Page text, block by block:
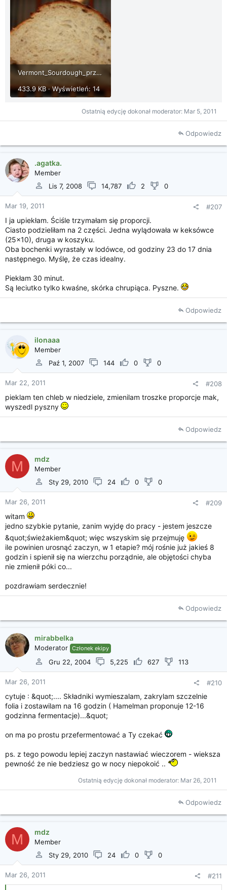
Vermont_Sourdough_przekroj2.jpg
433.9 KB · Wyświetleń: 14
Ostatnią edycję dokonał moderator: Mar 5, 2011
Odpowiedz
.agatka.
Member
Lis 7, 2008
14,787 2 0
Mar 19, 2011 #207
I ja upiekłam. Ściśle trzymałam się proporcji.
Ciasto podzieliłam na 2 części. Jedna wylądowała w keksówce
(25x10), druga w koszyku.
Oba bochenki wyrastały w lodówce, od godziny 23 do 17 dnia
następnego. Myślę, że czas idealny.
Piekłam 30 minut.
Są leciutko tylko kwaśne, skórka chrupiąca. Pyszne.
Odpowiedz
ilonaaa
Member
Paź 1, 2007
144 0 0
Mar 22, 2011 #208
pieklam ten chleb w niedziele, zmienilam troszke proporcje mak,
wyszedl pyszny
Odpowiedz
M mdz
Member
Sty 29, 2010
24 0 0
Mar 26, 2011 #209
witam
jedno szybkie pytanie, zanim wyjdę do pracy - jestem jeszcze
&quot;świeżakiem&quot; więc wszyskim się przejmuję
ile powinien urosnąć zaczyn, w 1 etapie? mój rośnie już jakieś 8
godzin i spienił się na wierzchu porządnie, ale objętości chyba
nie zmienił póki co...
pozdrawiam serdecznie!
Odpowiedz
mirabbelka
Moderator Członek ekipy
Gru 22, 2004 5,225 627 113
Mar 26, 2011 #210
cytuje : &quot;.... Składniki wymieszalam, zakrylam szczelnie
folia i zostawilam na 16 godzin ( Hamelman proponuje 12-16
godzinna fermentacje)...&quot;
on ma po prostu przefermentować a Ty czekać
ps. z tego powodu lepiej zaczyn nastawiać wieczorem - wieksza
pewność że nie bedziesz go w nocy niepokoić ..
Ostatnią edycję dokonał moderator: Mar 26, 2011
Odpowiedz
M mdz
Member
Sty 29, 2010
24 0 0
Mar 26, 2011 #211